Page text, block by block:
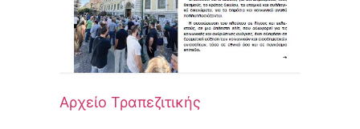
Αρχείο Τραπεζιτικής